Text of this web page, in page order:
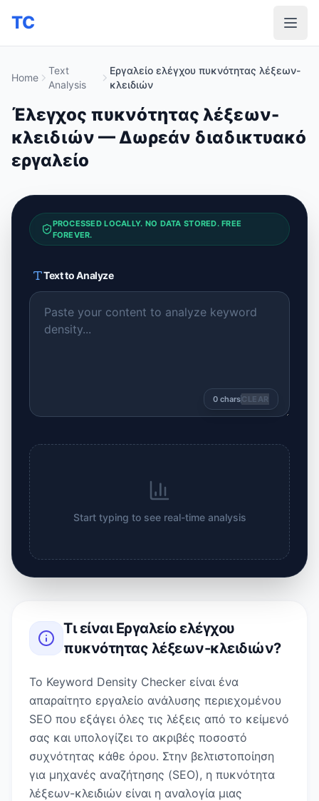
TC
Home
Text
Analysis
Εργαλείο ελέγχου πυκνότητας λέξεων-
κλειδιών
Έλεγχος πυκνότητας λέξεων-
κλειδιών — Δωρεάν διαδικτυακό
εργαλείο
PROCESSED LOCALLY. NO DATA STORED. FREE
FOREVER.
Text to Analyze
0 charsCLEAR
Start typing to see real-time analysis
Τι είναι Εργαλείο ελέγχου
πυκνότητας λέξεων-κλειδιών?
Το Keyword Density Checker είναι ένα
απαραίτητο εργαλείο ανάλυσης περιεχομένου
SEO που εξάγει όλες τις λέξεις από το κείμενό
σας και υπολογίζει το ακριβές ποσοστό
συχνότητας κάθε όρου. Στην βελτιστοποίηση
για μηχανές αναζήτησης (SEO), η πυκνότητα
λέξεων-κλειδιών είναι η αναλογία μιας